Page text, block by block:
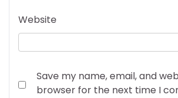
Website
Save my name, email, and
browser for the next time I